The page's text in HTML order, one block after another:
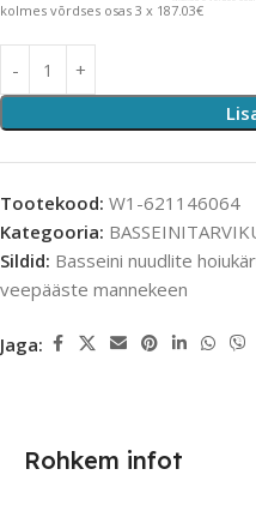
kolmes võrdses osas 3 x 187.03€
Tootekood: W1-621146064
Kategooria:
Sildid: Basseini nuudlite
veepääste mannekeen
Jaga:
Rohkem infot